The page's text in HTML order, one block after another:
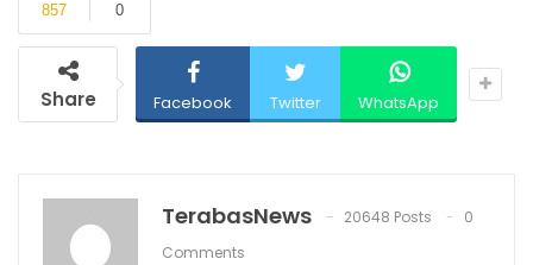
0
857
Share Facebook Twitter WhatsApp
TerabasNews 20648 Posts
0
Comments